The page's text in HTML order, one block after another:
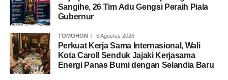
Sangihe, 26 Tim Adu Gengsi Peraih Piala
Gubernur
TOMOHON 6 Agustus 2026
Perkuat Kerja Sama Internasional, Wali
Kota Caroll Senduk Jajaki Kerjasama
Energi Panas Bumi dengan Selandia Baru